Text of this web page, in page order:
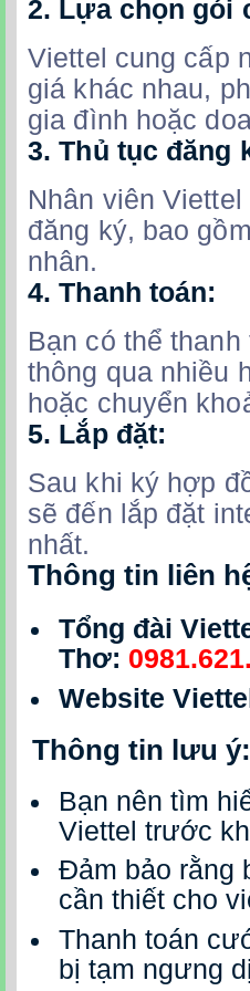
2. Lựa chọn gói
Viettel cung cấp
giá khác nhau,
gia đình hoặc
3.Thủ tục đăng
Nhân viên
đăng ký, bao
nhân.
4.Thanh toán:
Bạn có thể
thông qua nhiều
hoặc chuyển
5. Lắp đặt:
Sau khi ký hợp
sẽ đến lắp đặt
nhất.
Thông tin liên
Tổng đài
Thơ:
Website
Thông tin lưu ý:
Bạn nên tìm
Viettel trước
Đảm bảo rằng
cần thiết cho
Thanh toán
bị tạm ngưng